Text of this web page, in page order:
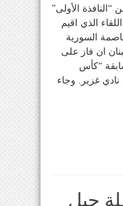
الأولى”
الذي اقيم
السورية
ان فاز على
“كأس
على ملعب نادي غزير. وجاء
جبل